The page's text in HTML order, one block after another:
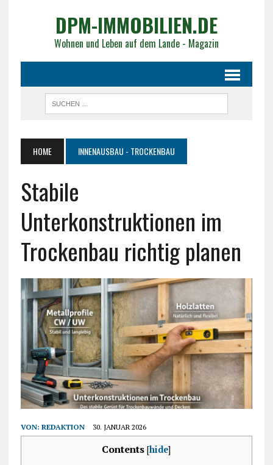
DPM-IMMOBILIEN.DE
Wohnen und Leben auf dem Lande - Magazin
HOME INNENAUSBAU - TROCKENBAU
Stabile
Unterkonstruktionen im
Trockenbau richtig planen
VON: REDAKTION 30. JANUAR 2026
Contents [hide]